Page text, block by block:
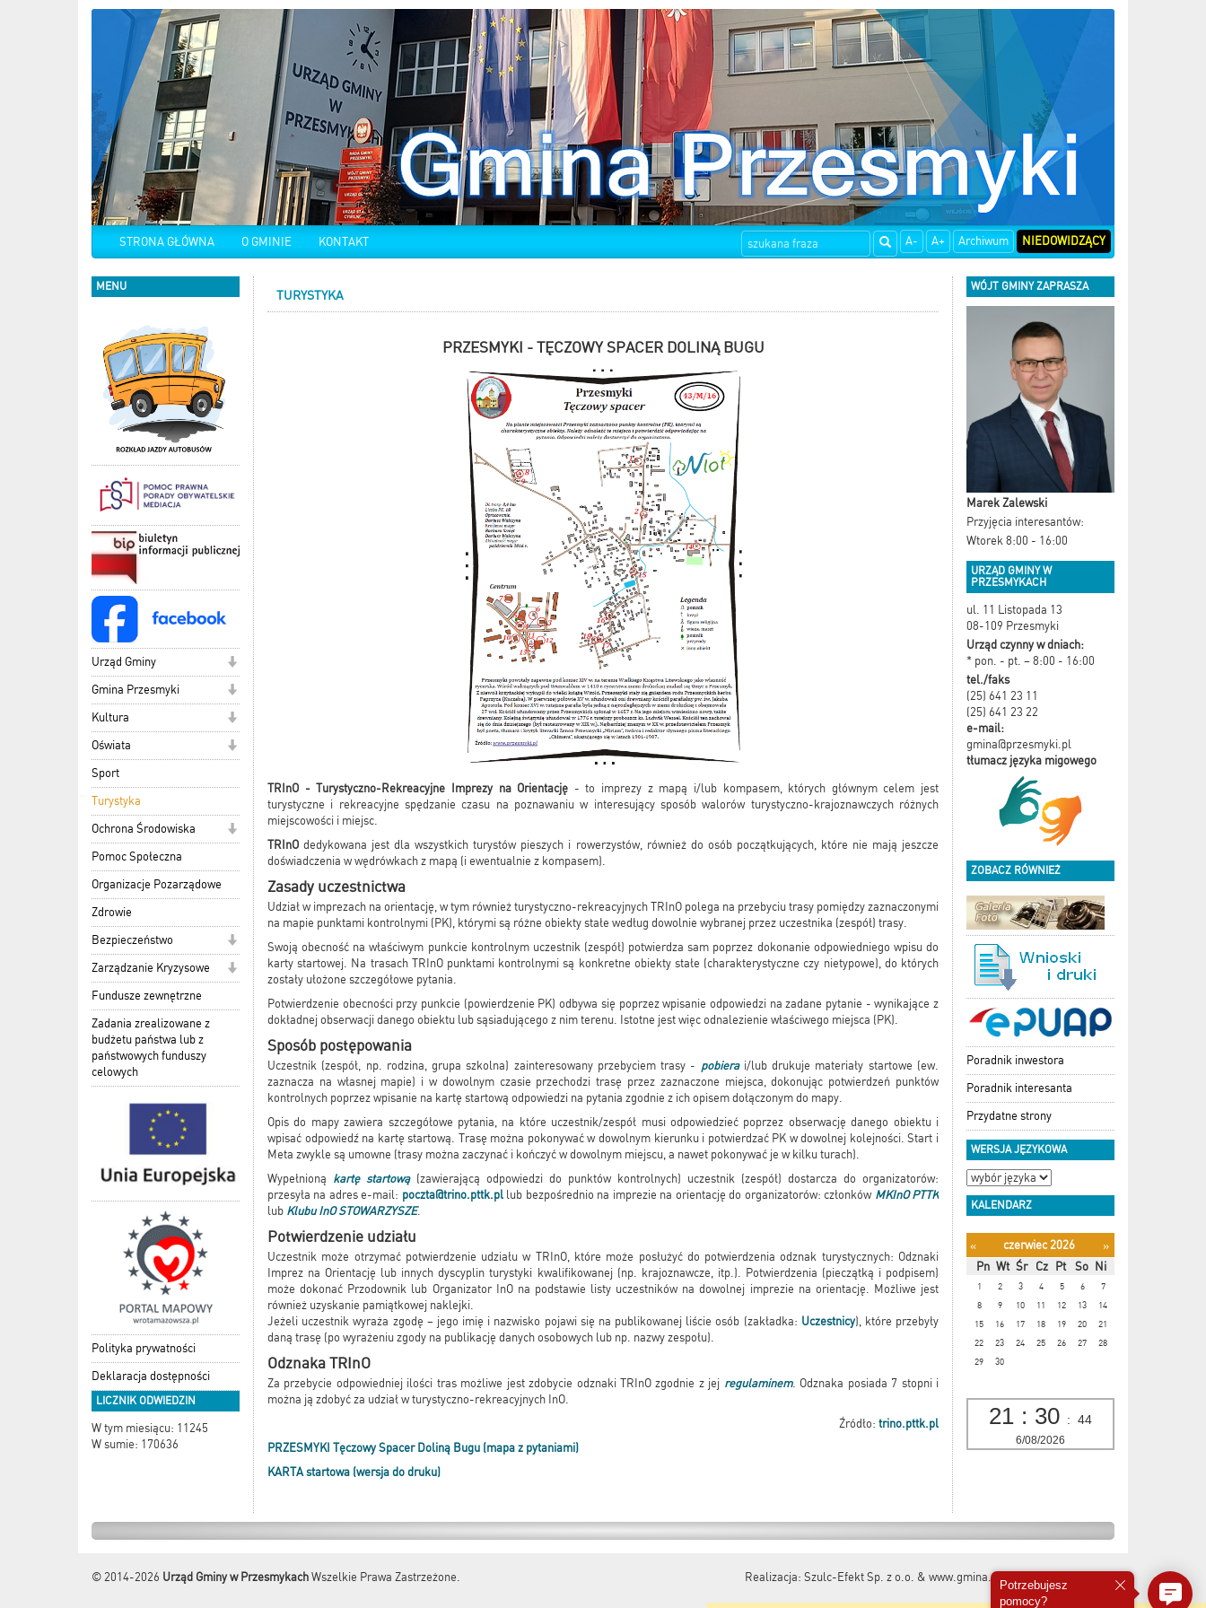
STRONA GŁÓWNA O GMINIE KONTAKT A- A+ Archiwum NIEDOWIDZĄCY
MENU
Urząd Gminy
Gmina Przesmyki
Kultura
Oświata
Sport
Turystyka
Ochrona Środowiska
Pomoc Społeczna
Organizacje Pozarządowe
Zdrowie
Bezpieczeństwo
Zarządzanie Kryzysowe
Fundusze zewnętrzne
Zadania zrealizowane z
budżetu państwa lub z
państwowych funduszy
celowych
Polityka prywatności
Deklaracja dostępności
LICZNIK ODWIEDZIN
W tym miesiącu: 11245
W sumie: 170636
TURYSTYKA
PRZESMYKI - TĘCZOWY SPACER DOLINĄ BUGU
TRInO - Turystyczno-Rekreacyjne Imprezy na Orientację - to imprezy z mapą i/lub kompasem, których głównym celem jest
turystyczne i rekreacyjne spędzanie czasu na poznawaniu w interesujący sposób walorów turystyczno-krajoznawczych różnych
miejscowości i miejsc.
TRInO dedykowana jest dla wszystkich turystów pieszych i rowerzystów, również do osób początkujących, które nie mają jeszcze
doświadczenia w wędrówkach z mapą (i ewentualnie z kompasem).
Zasady uczestnictwa
Udział w imprezach na orientację, w tym również turystyczno-rekreacyjnych TRInO polega na przebyciu trasy pomiędzy zaznaczonymi
na mapie punktami kontrolnymi (PK), którymi są różne obiekty stałe według dowolnie wybranej przez uczestnika (zespół) trasy.
Swoją obecność na właściwym punkcie kontrolnym uczestnik (zespół) potwierdza sam poprzez dokonanie odpowiedniego wpisu do
karty startowej. Na trasach TRInO punktami kontrolnymi są konkretne obiekty stałe (charakterystyczne czy nietypowe), do których
zostały ułożone szczegółowe pytania.
Potwierdzenie obecności przy punkcie (powierdzenie PK) odbywa się poprzez wpisanie odpowiedzi na zadane pytanie - wynikające z
dokładnej obserwacji danego obiektu lub sąsiadującego z nim terenu. Istotne jest więc odnalezienie właściwego miejsca (PK).
Sposób postępowania
Uczestnik (zespół, np. rodzina, grupa szkolna) zainteresowany przebyciem trasy - pobierai/lub drukuje materiały startowe (ew.
zaznacza na własnej mapie) i w dowolnym czasie przechodzi trasę przez zaznaczone miejsca, dokonując potwierdzeń punktów
kontrolnych poprzez wpisanie na kartę startową odpowiedzi na pytania zgodnie z ich opisem dołączonym do mapy.
Opis do mapy zawiera szczegółowe pytania, na które uczestnik/zespół musi odpowiedzieć poprzez obserwację danego obiektu i
wpisać odpowiedź na kartę startową. Trasę można pokonywać w dowolnym kierunku i potwierdzać PK w dowolnej kolejności. Start i
Meta zwykle są umowne (trasy można zaczynać i kończyć w dowolnym miejscu, a nawet pokonywać je w kilku turach).
Wypełnioną kartę startową(zawierającą odpowiedzi do punktów kontrolnych) uczestnik (zespół) dostarcza do organizatorów:
przesyła na adres e-mail: poczta@trino.pttk.pllub bezpośrednio na imprezie na orientację do organizatorów: członków MKInO PTTK
lub Klubu InO STOWARZYSZE.
Potwierdzenie udziału
Uczestnik może otrzymać potwierdzenie udziału w TRInO, które może posłużyć do potwierdzenia odznak turystycznych: Odznaki
Imprez na Orientację lub innych dyscyplin turystyki kwalifikowanej (np. krajoznawcze, itp.). Potwierdzenia (pieczątką i podpisem)
może dokonać Przodownik lub Organizator InO na podstawie listy uczestników na dowolnej imprezie na orientację. Możliwe jest
również uzyskanie pamiątkowej naklejki.
Jeżeli uczestnik wyraża zgodę – jego imię i nazwisko pojawi się na publikowanej liście osób (zakładka: Uczestnicy), które przebyły
daną trasę (po wyrażeniu zgody na publikację danych osobowych lub np. nazwy zespołu).
Odznaka TRInO
Za przebycie odpowiedniej ilości tras możliwe jest zdobycie odznaki TRInO zgodnie z jej regulaminem. Odznaka posiada 7 stopni i
można ją zdobyć za udział w turystyczno-rekreacyjnych InO.
Źródło: trino.pttk.pl
PRZESMYKI Tęczowy Spacer Doliną Bugu (mapa z pytaniami)
KARTA startowa (wersja do druku)
WÓJT GMINY ZAPRASZA
Marek Zalewski
Przyjęcia interesantów:
Wtorek 8:00 - 16:00
URZĄD GMINY W
PRZESMYKACH
ul. 11 Listopada 13
08-109 Przesmyki
Urząd czynny w dniach:
* pon. - pt. – 8:00 - 16:00
tel./faks
(25) 641 23 11
(25) 641 23 22
e-mail:
gmina@przesmyki.pl
tłumacz języka migowego
ZOBACZ RÓWNIEŻ
Poradnik inwestora
Poradnik interesanta
Przydatne strony
WERSJA JĘZYKOWA
KALENDARZ
« czerwiec 2026
»
Pn Wt Śr Cz Pt So Ni
1 2 3 4 5 6
7
8
9 10 11 12 13
14
15
16 17 18 19 20
21
22
23 24 25 26 27
28
29
30
21 : 30 : 45
6/08/2026
© 2014-2026 Urząd Gminy w Przesmykach Wszelkie Prawa Zastrzeżone. Realizacja: Szulc-Efekt Sp. z o.o. & www.gmina.pl
Potrzebujesz
pomocy?